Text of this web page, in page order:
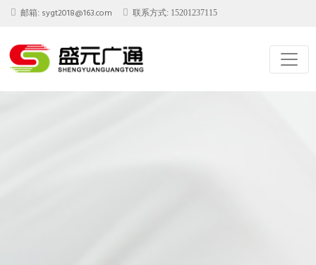
邮箱: sygt2018@163.com 联系方式: 15201237115